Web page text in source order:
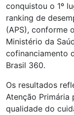
conquistou o 1º
ranking de
(APS), conforme
Ministério da
cofinanciamento
Brasil 360.
Os resultados
Atenção Primária
qualidade do